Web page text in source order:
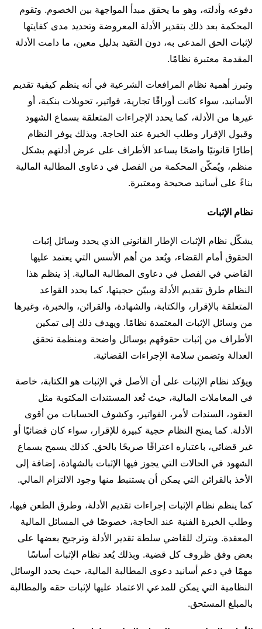
دفوعه وأدلته، وهو ما يحقق مبدأ المواجهة بين الخصوم. وتقوم
المحكمة بعد ذلك بتقدير الأدلة المعروضة وتحديد مدى كفايتها
لإثبات الحق المدعى به، دون التقيد بدليل معين، ما دامت الأدلة
المقدمة معتبرة نظامًا.
وتبرز أهمية نظام المرافعات الشرعية في أنه ينظم كيفية تقديم
الأسانيد، سواء كانت أوراقًا تجارية، فواتير، تحويلات بنكية، أو
غيرها من الأدلة، كما يحدد الإجراءات المتعلقة بسماع الشهود
وقبول الإقرار وطلب الخبرة عند الحاجة. وبذلك يوفر النظام
إطارًا قانونيًا واضحًا يساعد الأطراف على عرض أدلتهم بشكل
منظم، ويُمكّن المحكمة من الفصل في دعاوى المطالبة المالية
بناءً على أسانيد صحيحة ومعتبرة.
نظام الإثبات
يشكّل نظام الإثبات الإطار القانوني الذي يحدد وسائل إثبات
الحقوق أمام القضاء، ويُعد من أهم الأسس التي يعتمد عليها
القاضي في الفصل في دعاوى المطالبة المالية. إذ ينظم هذا
النظام طرق تقديم الأدلة ويبيّن حجيتها، كما يحدد القواعد
المتعلقة بالإقرار، والكتابة، والشهادة، والقرائن، والخبرة، وغيرها
من وسائل الإثبات المعتمدة نظامًا. ويهدف ذلك إلى تمكين
الأطراف من إثبات حقوقهم بوسائل واضحة ومنظمة تحقق
العدالة وتضمن سلامة الإجراءات القضائية.
ويؤكد نظام الإثبات على أن الأصل في الإثبات هو الكتابة، خاصة
في المعاملات المالية، حيث تُعد المستندات المكتوبة مثل
العقود، السندات لأمر، الفواتير، وكشوف الحسابات من أقوى
الأدلة. كما يمنح النظام حجية كبيرة للإقرار، سواء كان قضائيًا أو
غير قضائي، باعتباره اعترافًا صريحًا بالحق. كذلك يسمح بسماع
الشهود في الحالات التي يجوز فيها الإثبات بالشهادة، إضافة إلى
الأخذ بالقرائن التي يمكن أن يستنبط منها وجود الالتزام المالي.
كما ينظم نظام الإثبات إجراءات تقديم الأدلة، وطرق الطعن فيها،
وطلب الخبرة الفنية عند الحاجة، خصوصًا في المسائل المالية
المعقدة. ويترك للقاضي سلطة تقدير الأدلة وترجيح بعضها على
بعض وفق ظروف كل قضية. وبذلك يُعد نظام الإثبات أساسًا
مهمًا في دعم أسانيد دعوى المطالبة المالية، حيث يحدد الوسائل
النظامية التي يمكن للمدعي الاعتماد عليها لإثبات حقه والمطالبة
بالمبلغ المستحق.